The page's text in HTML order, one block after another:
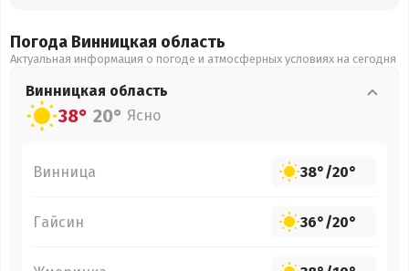
Погода Винницкая область
Актуальная информация о погоде и атмосферных условиях на сегодня
Винницкая область
38° 20° Ясно
Винница 38°/20°
Гайсин 36°/20°